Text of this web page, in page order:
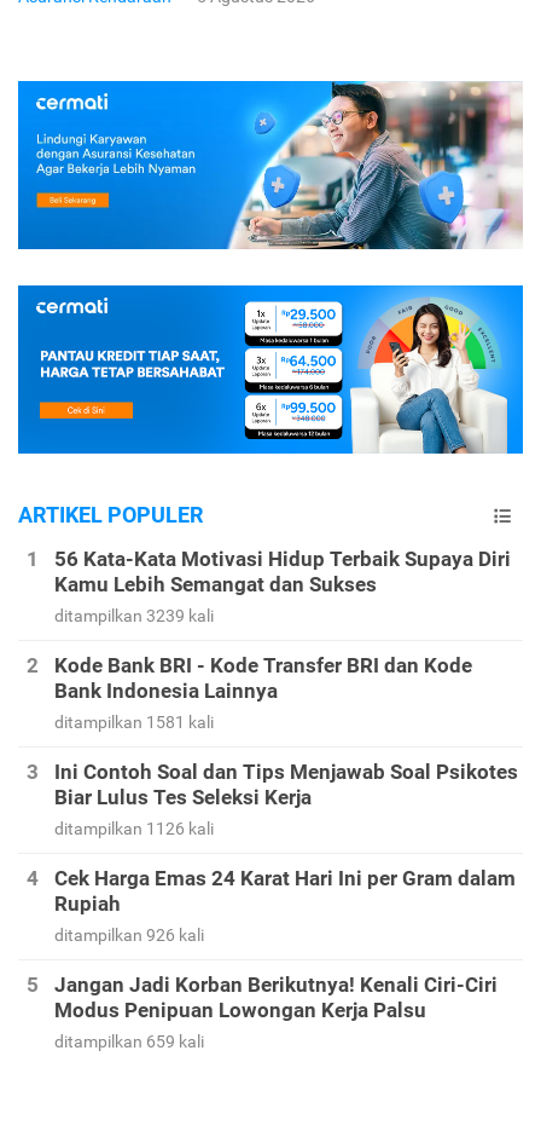
ARTIKEL POPULER
56 Kata-Kata Motivasi Hidup Terbaik Supaya Diri
Kamu Lebih Semangat dan Sukses
ditampilkan 3239 kali
Kode Bank BRI - Kode Transfer BRI dan Kode
Bank Indonesia Lainnya
ditampilkan 1581 kali
Ini Contoh Soal dan Tips Menjawab Soal Psikotes
Biar Lulus Tes Seleksi Kerja
ditampilkan 1126 kali
Cek Harga Emas 24 Karat Hari Ini per Gram dalam
Rupiah
ditampilkan 926 kali
Jangan Jadi Korban Berikutnya! Kenali Ciri-Ciri
Modus Penipuan Lowongan Kerja Palsu
ditampilkan 659 kali